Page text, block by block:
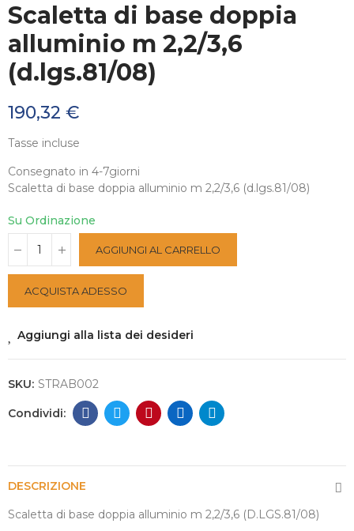
Scaletta di base doppia
alluminio m 2,2/3,6
(d.lgs.81/08)
190,32 €
Tasse incluse
Consegnato in 4-7giorni
Scaletta di base doppia alluminio m 2,2/3,6 (d.lgs.81/08)
Su Ordinazione
AGGIUNGI AL CARRELLO
ACQUISTA ADESSO
Aggiungi alla lista dei desideri
SKU: STRAB002
DESCRIZIONE
Scaletta di base doppia alluminio m 2,2/3,6 (D.LGS.81/08)